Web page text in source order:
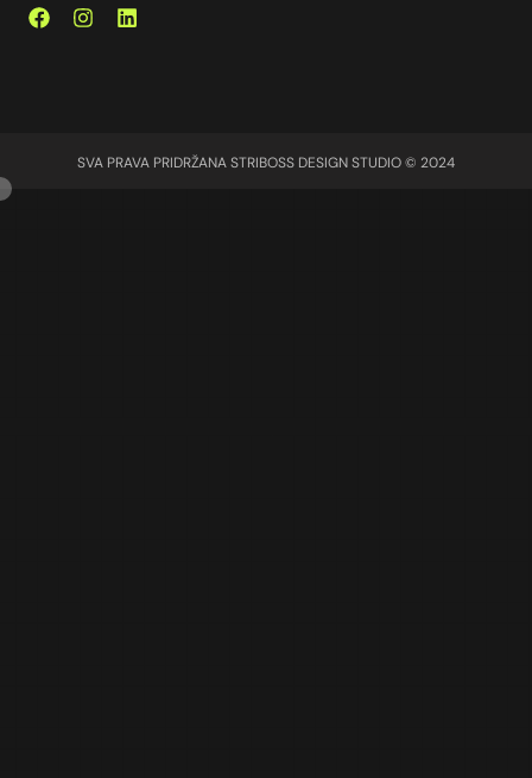
SVA PRAVA PRIDRŽANA STRIBOSS DESIGN STUDIO © 2024